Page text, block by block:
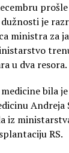
je
ministra za
u dva resora.
bila je
Andreja
iz
RS.